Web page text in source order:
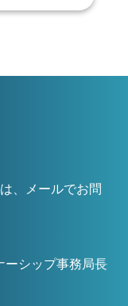
、メールでお問
ーシップ事務局長